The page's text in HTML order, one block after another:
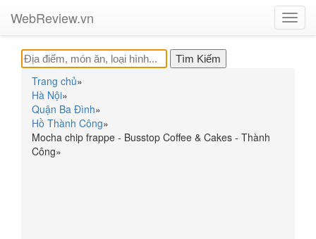
WebReview.vn
Trang chủ»
Hà Nội»
Quận Ba Đình»
Hồ Thành Công»
Mocha chip frappe - Busstop Coffee & Cakes - Thành
Công»